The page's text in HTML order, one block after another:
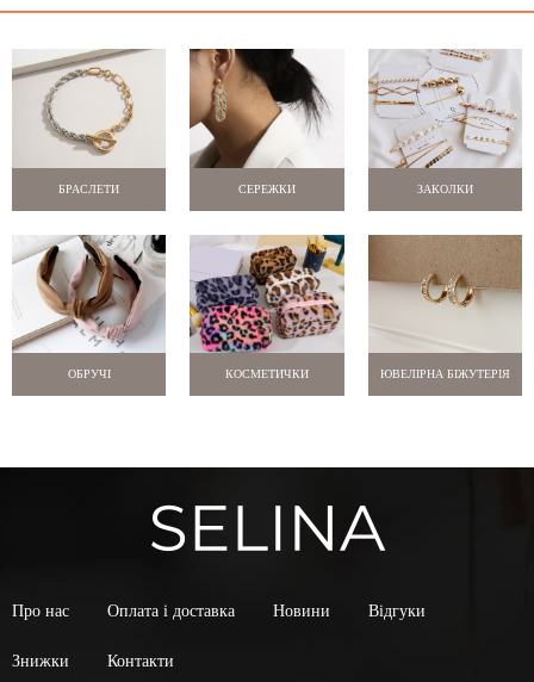
БРАСЛЕТИ СЕРЕЖКИ ЗАКОЛКИ
ОБРУЧІ КОСМЕТИЧКИ ЮВЕЛІРНА БІЖУТЕРІЯ
Про нас Оплата і доставка Новини Відгуки
Знижки Контакти